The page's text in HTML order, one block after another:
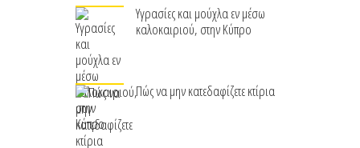
Υγρασίες και μούχλα εν μέσω
καλοκαιριού, στην Κύπρο
Πώς να μην κατεδαφίζετε κτίρια